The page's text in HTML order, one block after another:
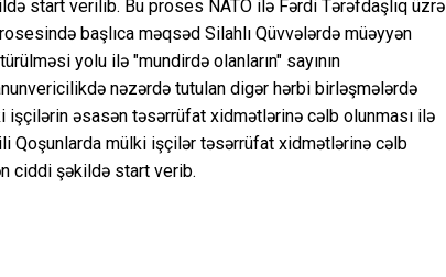
start verilib. Bu proses NATO ilə Fərdi Tərəfdaşlıq üzrə
başlıca məqsəd Silahlı Qüvvələrdə müəyyən
yolu ilə "mundirdə olanların" sayının
nəzərdə tutulan digər hərbi birləşmələrdə
işçilərin əsasən təsərrüfat xidmətlərinə cəlb olunması ilə
Qoşunlarda mülki işçilər təsərrüfat xidmətlərinə cəlb
ciddi şəkildə start verib.